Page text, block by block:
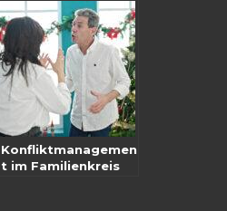
Haustieren
Konfliktmanagemen
t im Familienkreis